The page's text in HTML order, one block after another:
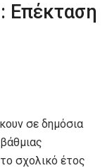
Επέκταση
σε δημόσια
σχολικό έτος